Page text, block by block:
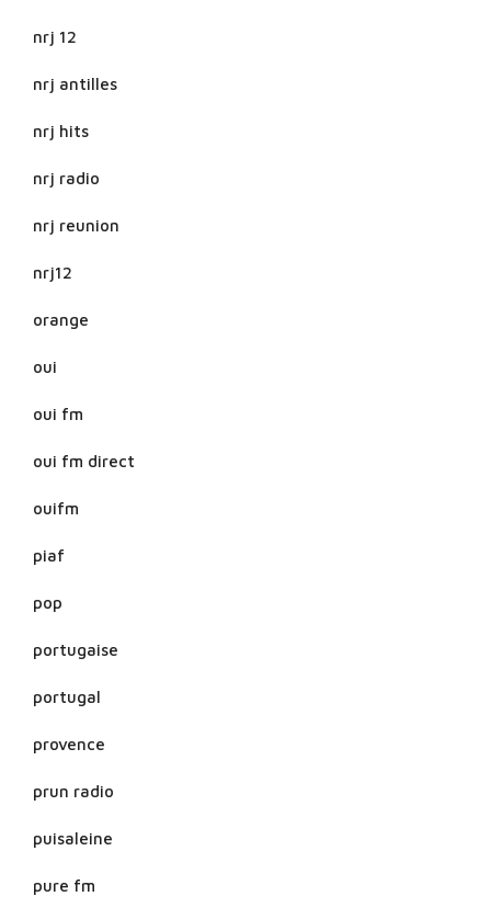
nrj 12
nrj antilles
nrj hits
nrj radio
nrj reunion
nrj12
orange
oui
oui fm
oui fm direct
ouifm
piaf
pop
portugaise
portugal
provence
prun radio
puisaleine
pure fm